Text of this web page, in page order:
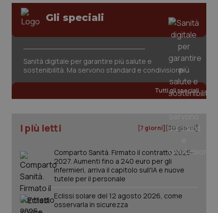
Gli speciali
Sanità digitale per garantire più salute e
sostenibilità. Ma servono standard e condivisione
Tutti gli speciali
I più letti [7 giorni] [30 giorni]
Comparto Sanità. Firmato il contratto 2025-
2027. Aumenti fino a 240 euro per gli
infermieri, arriva il capitolo sull'IA e nuove
tutele per il personale
Eclissi solare del 12 agosto 2026, come
osservarla in sicurezza
2
www.quotidianosanita.it
_ga
Google LLC
1